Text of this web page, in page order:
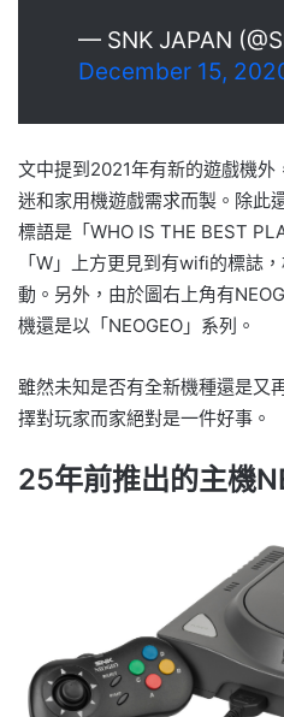
— SNK JAPAN
December 15,
文中提到2021年有新的遊戲機外
迷和家用機遊戲需求而製。除此
標語是「WHO IS THE BEST
「W」上方更見到有wifi的標誌
動。另外，由於圖右上角有
機還是以「NEOGEO」系列。
雖然未知是否有全新機種還是又
擇對玩家而家絕對是一件好事。
25年前推出的主機